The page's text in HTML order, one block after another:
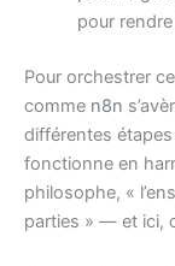
pour
Pour orchestrer
comme n8n
différentes
fonctionne en
philosophe, «
parties » — et ici,